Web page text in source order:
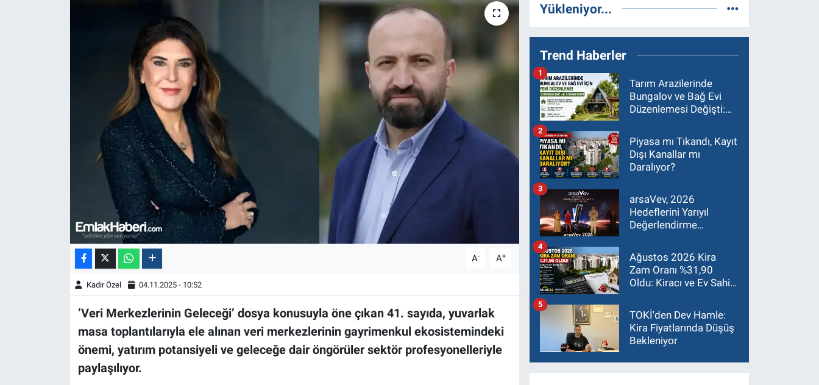
A- A+
Kadir Özel 04.11.2025 - 10:52
‘Veri Merkezlerinin Geleceği’ dosya konusuyla öne çıkan 41. sayıda, yuvarlak
masa toplantılarıyla ele alınan veri merkezlerinin gayrimenkul ekosistemindeki
önemi, yatırım potansiyeli ve geleceğe dair öngörüler sektör profesyonelleriyle
paylaşılıyor.
Yükleniyor...
Trend Haberler
Tarım Arazilerinde
Bungalov ve Bağ Evi
Düzenlemesi Değişti:
Dönüme İndirildi
1
Piyasa mı Tıkandı, Kayıt
Dışı Kanallar mı
Daralıyor?
2
arsaVev, 2026
Hedeflerini Yarıyıl
Değerlendirme
Yatırdı
3
Ağustos 2026 Kira
Zam Oranı %31,90
Oldu: Kiracı ve Ev Sahibi
4
TOKİ'den Dev Hamle:
Kira Fiyatlarında Düşüş
Bekleniyor
5